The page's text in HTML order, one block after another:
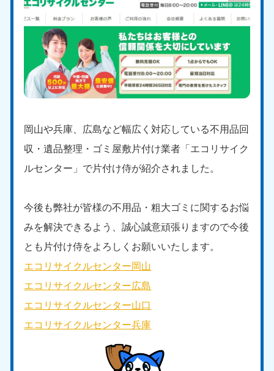
岡山や兵庫、広島など幅広く対応している不用品回
収・遺品整理・ゴミ屋敷片付け業者「エコリサイク
ルセンター」で片付け侍が紹介されました。
今後も弊社が皆様の不用品・粗大ゴミに関するお悩
みを解決できるよう、誠心誠意頑張りますので今後
とも片付け侍をよろしくお願いいたします。
エコリサイクルセンター岡山
エコリサイクルセンター広島
エコリサイクルセンター山口
エコリサイクルセンター兵庫